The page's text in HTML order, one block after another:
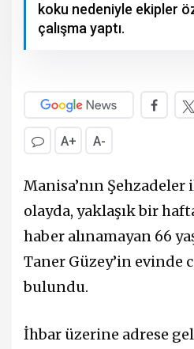
koku nedeniyle ekipler
çalışma yaptı.
A+ A-
Manisa’nın
olayda, yaklaşık bir
haber alınamayan 66
Taner Güzey’in evinde
bulundu.
İhbar üzerine adrese